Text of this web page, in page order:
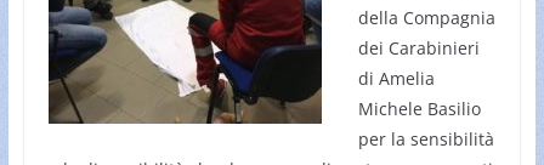
della Compagnia
dei Carabinieri
di Amelia
Michele Basilio
per la sensibilità